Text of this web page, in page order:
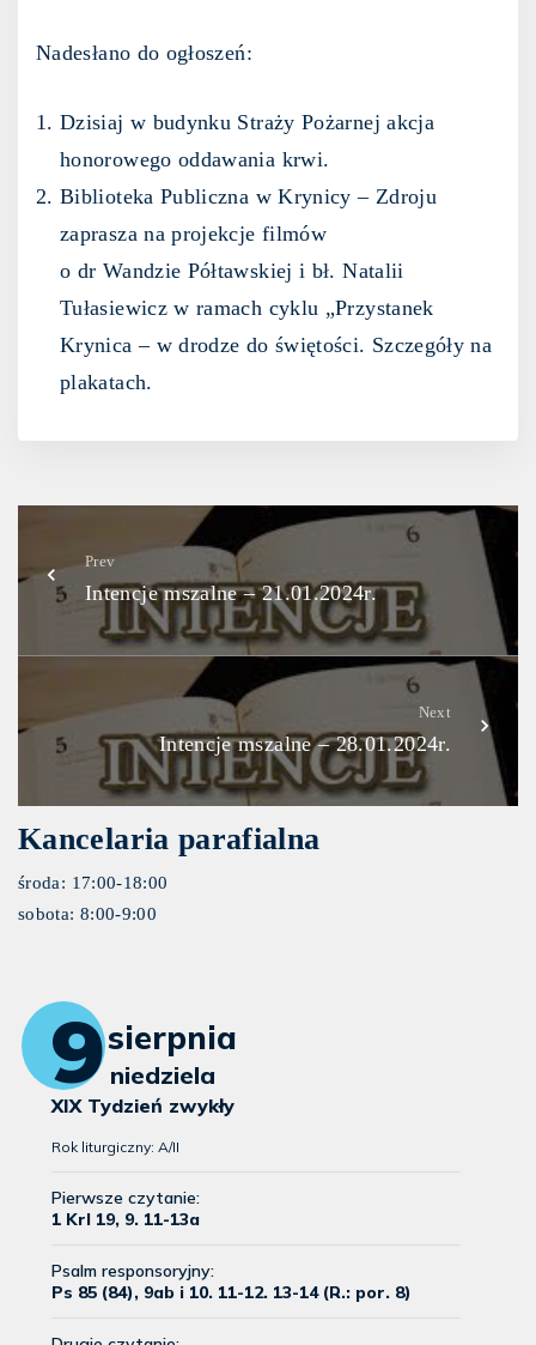
Nadesłano do ogłoszeń:
Dzisiaj w budynku Straży Pożarnej akcja
honorowego oddawania krwi.
Biblioteka Publiczna w Krynicy – Zdroju
zaprasza na projekcje filmów
o dr Wandzie Półtawskiej i bł. Natalii
Tułasiewicz w ramach cyklu „Przystanek
Krynica – w drodze do świętości. Szczegóły na
plakatach.
Prev
Intencje mszalne – 21.01.2024r.
Next
Intencje mszalne – 28.01.2024r.
Kancelaria parafialna
środa: 17:00-18:00
sobota: 8:00-9:00